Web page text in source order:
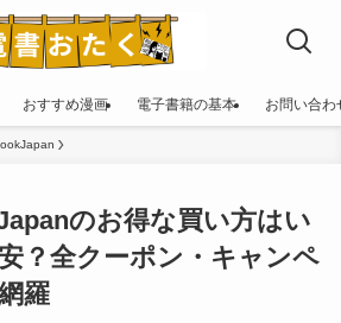
おすすめ漫画 電子書籍の基本 お問い合わ
のお得な買い方はい
？全クーポン・キャンペ
羅